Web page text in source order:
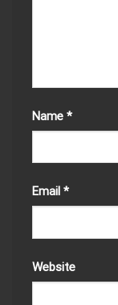
Name *
Email *
Website